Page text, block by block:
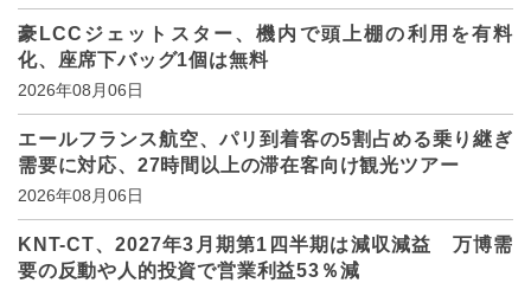
豪LCCジェットスター、機内で頭上棚の利用を有料
化、座席下バッグ1個は無料
2026年08月06日
エールフランス航空、パリ到着客の5割占める乗り継ぎ
需要に対応、27時間以上の滞在客向け観光ツアー
2026年08月06日
KNT-CT、2027年3月期第1四半期は減収減益 万博需
要の反動や人的投資で営業利益53％減